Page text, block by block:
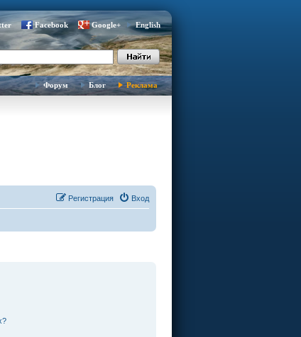
Facebook Google+ English
Форум Блог Реклама
Вход
Регистрация